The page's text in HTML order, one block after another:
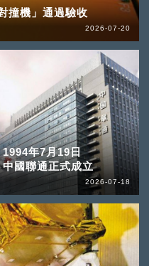
撞機」通過驗收
2026-07-20
1994年7月19日
中國聯通正式成立
2026-07-18